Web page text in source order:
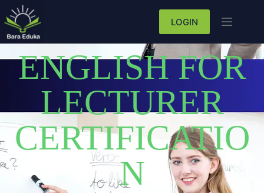
LOGIN
ENGLISH FOR
LECTURER
CERTIFICATIO
N